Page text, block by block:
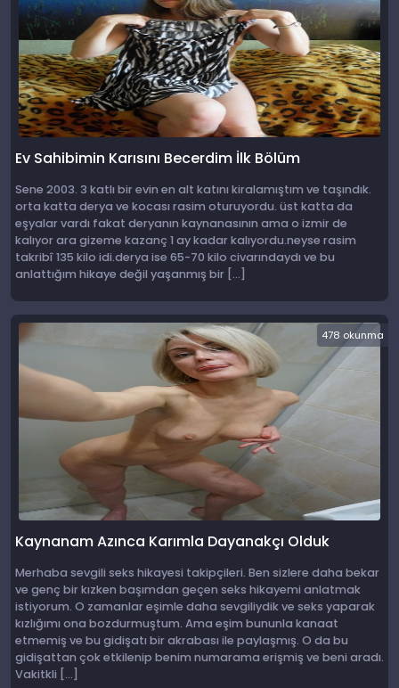
Ev Sahibimin Karısını Becerdim İlk Bölüm
Sene 2003. 3 katlı bir evin en alt katını kiralamıştım ve taşındık.
orta katta derya ve kocası rasim oturuyordu. üst katta da
eşyalar vardı fakat deryanın kaynanasının ama o izmir de
kalıyor ara gizeme kazanç 1 ay kadar kalıyordu.neyse rasim
takribî 135 kilo idi.derya ise 65-70 kilo civarındaydı ve bu
anlattığım hikaye değil yaşanmış bir […]
478 okunma
Kaynanam Azınca Karımla Dayanakçı Olduk
Merhaba sevgili seks hikayesi takipçileri. Ben sizlere daha bekar
ve genç bir kızken başımdan geçen seks hikayemi anlatmak
istiyorum. O zamanlar eşimle daha sevgiliydik ve seks yaparak
kızlığımı ona bozdurmuştum. Ama eşim bununla kanaat
etmemiş ve bu gidişatı bir akrabası ile paylaşmış. O da bu
gidişattan çok etkilenip benim numarama erişmiş ve beni aradı.
Vakitkli […]